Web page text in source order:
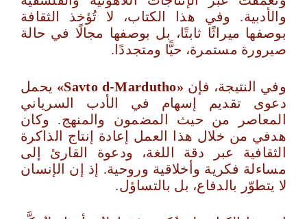
والأدبية. وفي هذا الكتاب، لا تُؤخذ الثقافة
بوصفها ميراثًا ثابتًا، بل بوصفها مجالًا في حالة
صيرورة مستمرة، حيًّا ومتجددًا.
وفي النتيجة، فإن «
Savto d‑Mardutho
» يحمل
دعوى تقديم إسهام في الأدب السرياني
المعاصر من حيث المضمون والمنهج. وكان
هدفي من خلال هذا العمل إعادة إنتاج الذاكرة
الثقافية عبر دقة اللغة، ودعوة القارئ إلى
مساءلة فكرية وأخلاقية وروحية. إذ إن الإنسان
لا يتطوّر بالدفاع، بل بالتساؤل.